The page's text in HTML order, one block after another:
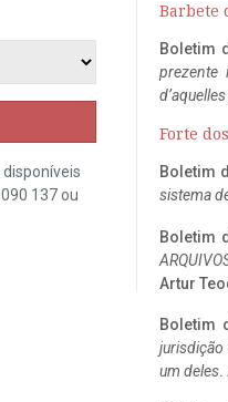
137 ou
Barbete
Boletim
prezente
Forte
Boletim
sistema
Boletim
Artur
Boletim
jurisdição
um deles.